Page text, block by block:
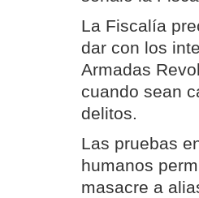
La Fiscalía
dar con los
Armadas
cuando sean
delitos.
Las pruebas
humanos
masacre a